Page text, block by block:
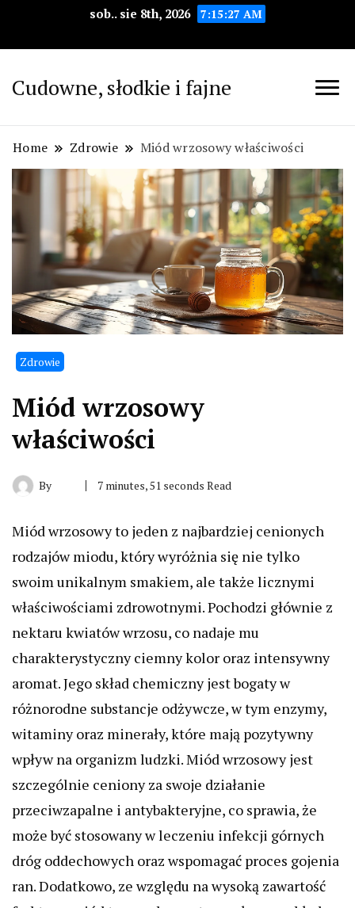
sob.. sie 8th, 2026 7:15:28 AM
Cudowne, słodkie i fajne
Home Zdrowie Miód wrzosowy właściwości
Zdrowie
Miód wrzosowy
właściwości
By 7 minutes, 51 seconds Read
Miód wrzosowy to jeden z najbardziej cenionych
rodzajów miodu, który wyróżnia się nie tylko
swoim unikalnym smakiem, ale także licznymi
właściwościami zdrowotnymi. Pochodzi głównie z
nektaru kwiatów wrzosu, co nadaje mu
charakterystyczny ciemny kolor oraz intensywny
aromat. Jego skład chemiczny jest bogaty w
różnorodne substancje odżywcze, w tym enzymy,
witaminy oraz minerały, które mają pozytywny
wpływ na organizm ludzki. Miód wrzosowy jest
szczególnie ceniony za swoje działanie
przeciwzapalne i antybakteryjne, co sprawia, że
może być stosowany w leczeniu infekcji górnych
dróg oddechowych oraz wspomagać proces gojenia
ran. Dodatkowo, ze względu na wysoką zawartość